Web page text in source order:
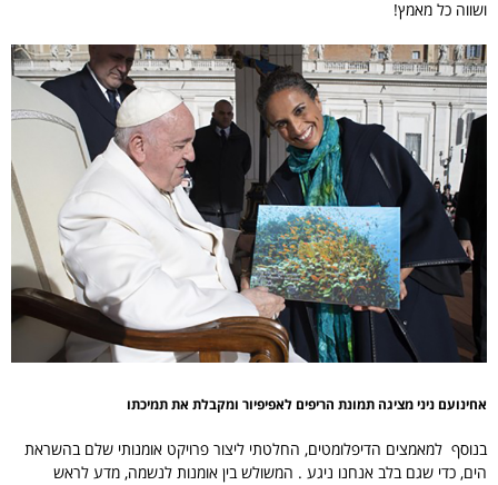
ושווה כל מאמץ!
אחינועם ניני מציגה תמונת הריפים לאפיפיור ומקבלת את תמיכתו
בנוסף למאמצים הדיפלומטים, החלטתי ליצור פרויקט אומנותי שלם בהשראת
הים, כדי שגם בלב אנחנו ניגע . המשולש בין אומנות לנשמה, מדע לראש